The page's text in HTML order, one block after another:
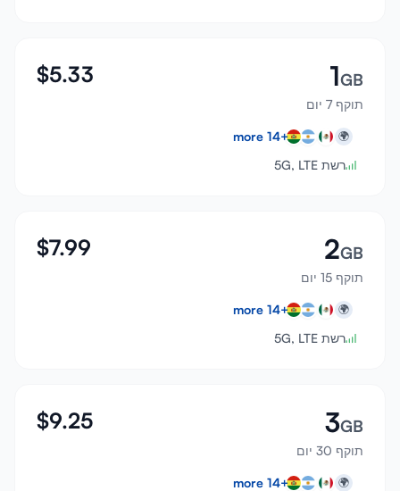
1GB
תוקף 7 יום
$5.33
🌍
+
14
רשת 5G, LTE
2GB
תוקף 15 יום
$7.99
🌍
+
14
רשת 5G, LTE
3GB
תוקף 30 יום
$9.25
🌍
+
14